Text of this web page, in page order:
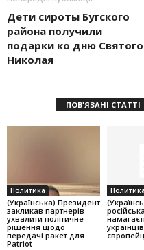
Дети сироты Бугского
района получили
подарки ко дню Святого
Николая
ПОВ'ЯЗАНІ СТАТТІ
Политика
(Українська) Президент
закликав партнерів
ухвалити політичне
рішення щодо
передачі ракет для
Patriot
Политика